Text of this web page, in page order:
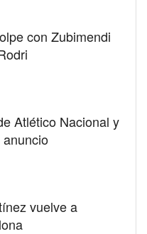
con Zubimendi
Atlético Nacional y
vuelve a